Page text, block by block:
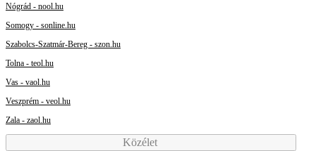
Nógrád - nool.hu
Somogy - sonline.hu
Szabolcs-Szatmár-Bereg - szon.hu
Tolna - teol.hu
Vas - vaol.hu
Veszprém - veol.hu
Zala - zaol.hu
Közélet